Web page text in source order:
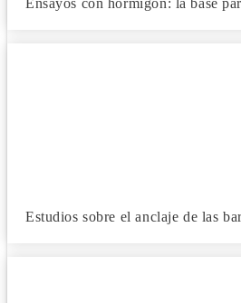
Ensayos con hormigón: la base
Estudios sobre el anclaje de las